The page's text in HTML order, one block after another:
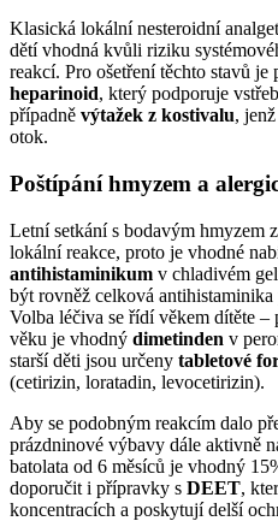
Klasická lokální nesteroidní
dětí vhodná kvůli riziku
reakcí. Pro ošetření těchto stavů je
heparinoid, který podporuje
případně výtažek z kostivalu,
otok.
Poštípání hmyzem a
Letní setkání s bodavým hmyzem
lokální reakce, proto je vhodné
antihistaminikum v chladivém
být rovněž celková
Volba léčiva se řídí věkem dítěte –⁠
věku je vhodný dimetinden v
starší děti jsou určeny tabletové
(cetirizin, loratadin, levocetirizin).
Aby se podobným reakcím dalo
prázdninové výbavy dále aktivně
batolata od 6 měsíců je vhodný
doporučit i přípravky s DEET,
koncentracích a poskytují delší